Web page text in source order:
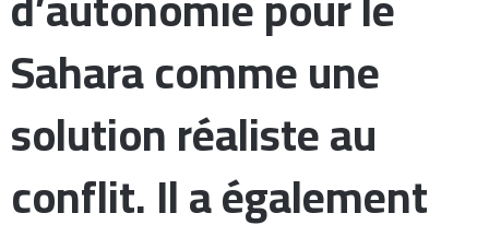
Sahara comme une
solution réaliste au
conflit. Il a également